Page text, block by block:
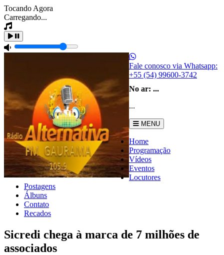
Tocando Agora
Carregando...
Fale conosco via Whatsapp:
+55 (54) 99600-3742
No ar: ...
...
MENU
Home
Programação
Vídeos
Eventos
Locutores
Postagens
Álbuns
Contato
Recados
Sicredi chega à marca de 7 milhões de
associados